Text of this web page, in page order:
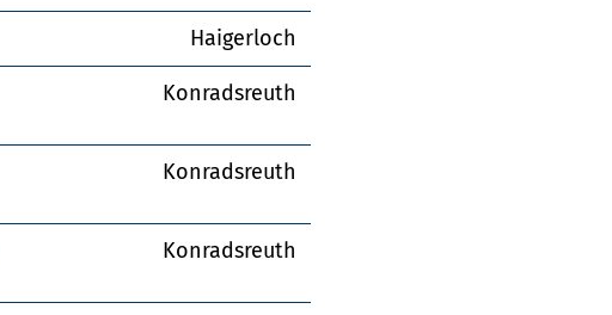
Haigerloch
Konradsreuth
Konradsreuth
Konradsreuth